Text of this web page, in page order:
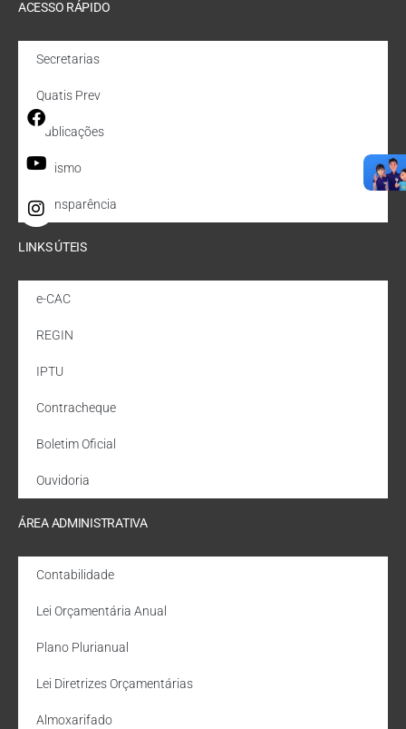
ACESSO RÁPIDO
Secretarias
Quatis Prev
Publicações
Turismo
Transparência
LINKS ÚTEIS
e-CAC
REGIN
IPTU
Contracheque
Boletim Oficial
Ouvidoria
ÁREA ADMINISTRATIVA
Contabilidade
Lei Orçamentária Anual
Plano Plurianual
Lei Diretrizes Orçamentárias
Almoxarifado